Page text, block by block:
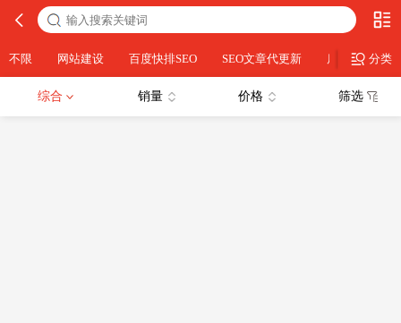
不限 网站建设 百度快排SEO SEO文章代更新 店铺设计分类
综合 销量 价格 筛选